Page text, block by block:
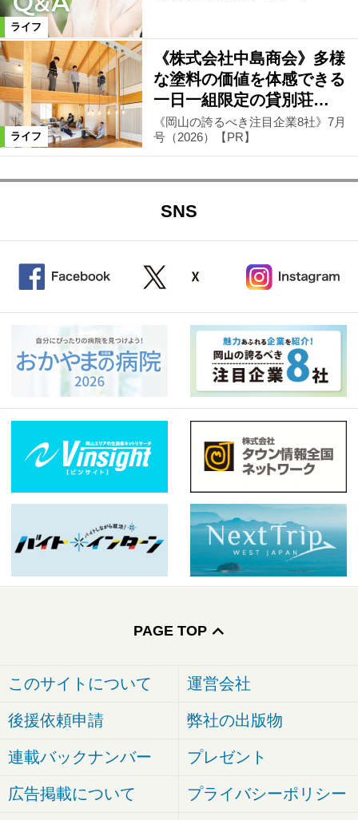
ライフ
ライフ
《株式会社中島商会》多様
な塗料の価値を体感できる
一日一組限定の貸別荘…
《岡山の誇るべき注目企業8社》7月
号（2026）【PR】
SNS
PAGE TOP
このサイトについて 運営会社
後援依頼申請 弊社の出版物
連載バックナンバー プレゼント
広告掲載について プライバシーポリシー